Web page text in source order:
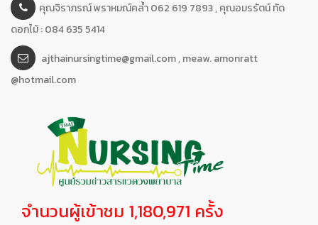
คุณจิราภรณ์ พราหมณ์คล้ำ 062 619 7893 , คุณอมรรัตน์ ทัด
ดอกไม้ : 084 635 5414
ajthainursingtime@gmail.com , meaw. amonratt
@hotmail.com
จำนวนผู้เข้าชม 1,180,971 ครั้ง